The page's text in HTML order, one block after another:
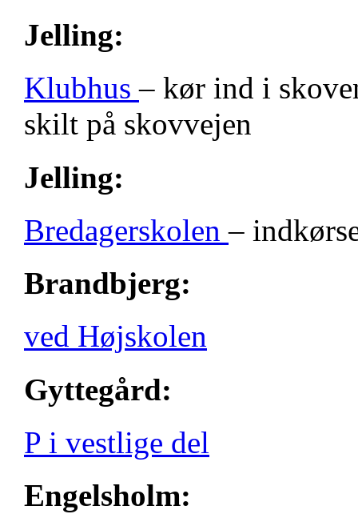
Jelling:
Klubhus– kør ind i
skilt på skovvejen
Jelling:
Bredagerskolen–
Brandbjerg:
ved Højskolen
Gyttegård:
P i vestlige del
Engelsholm: